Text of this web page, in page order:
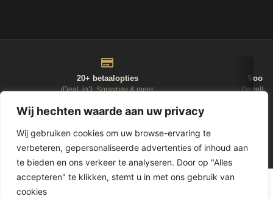
Wij hechten waarde aan uw privacy
Wij gebruiken cookies om uw browse-ervaring te
verbeteren, gepersonaliseerde advertenties of inhoud aan
te bieden en ons verkeer te analyseren. Door op "Alles
accepteren" te klikken, stemt u in met ons gebruik van
cookies
20+ betaalopties
iDeal, in3, Spraypay & meer
Voor
NIEUWSBRIEF